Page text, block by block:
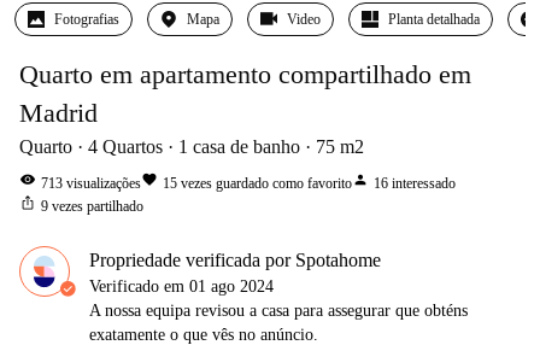
Fotografias Mapa Video Planta detalhada
Quarto em apartamento compartilhado em
Madrid
Quarto 4 Quartos 1 casa de banho 75 m2
visibility 713 visualizaçõesfavorite 15 vezes guardado como favoritoperson 16 interessado
ios_share 9 vezes partilhado
Propriedade verificada por Spotahome
Verificado em 01 ago 2024
A nossa equipa revisou a casa para assegurar que obténs
exatamente o que vês no anúncio.